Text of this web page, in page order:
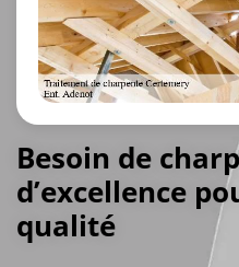
Besoin de
d’excellence
qualité